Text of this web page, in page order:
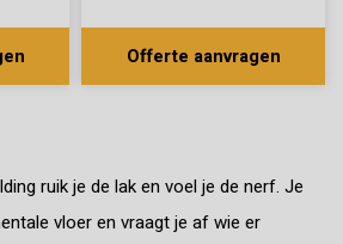
Offerte aanvragen
ruik je de lak en voel je de nerf. Je
vloer en vraagt ​​je af wie er